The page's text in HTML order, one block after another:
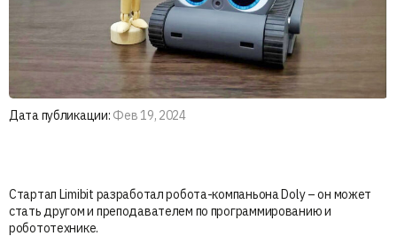
Дата публикации: Фев 19, 2024
Стартап Limibit разработал робота-компаньона Doly – он может
стать другом и преподавателем по программированию и
робототехнике.